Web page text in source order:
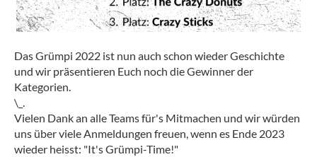
Das Grümpi 2022 ist nun auch schon wieder Geschichte
und wir präsentieren Euch noch die Gewinner der
Kategorien.
\_.
Vielen Dank an alle Teams für's Mitmachen und wir würden
uns über viele Anmeldungen freuen, wenn es Ende 2023
wieder heisst: "It's Grümpi-Time!"